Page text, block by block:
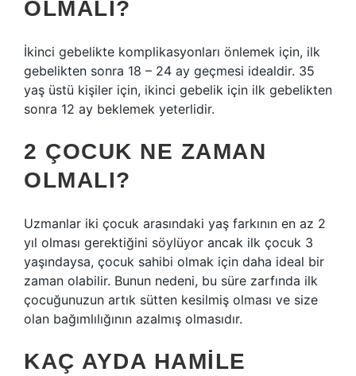
OLMALI?
İkinci gebelikte komplikasyonları önlemek için, ilk
gebelikten sonra 18 – 24 ay geçmesi idealdir. 35
yaş üstü kişiler için, ikinci gebelik için ilk gebelikten
sonra 12 ay beklemek yeterlidir.
2 ÇOCUK NE ZAMAN
OLMALI?
Uzmanlar iki çocuk arasındaki yaş farkının en az 2
yıl olması gerektiğini söylüyor ancak ilk çocuk 3
yaşındaysa, çocuk sahibi olmak için daha ideal bir
zaman olabilir. Bunun nedeni, bu süre zarfında ilk
çocuğunuzun artık sütten kesilmiş olması ve size
olan bağımlılığının azalmış olmasıdır.
KAÇ AYDA HAMILE